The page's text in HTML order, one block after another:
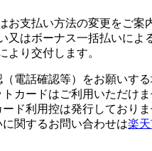
お支払い方法の変更をご案
又はボーナス一括払いによ
より交付します。
電話確認等）をお願いする
カードはご利用いただけま
ド利用控は発行しておりま
関するお問い合わせは楽